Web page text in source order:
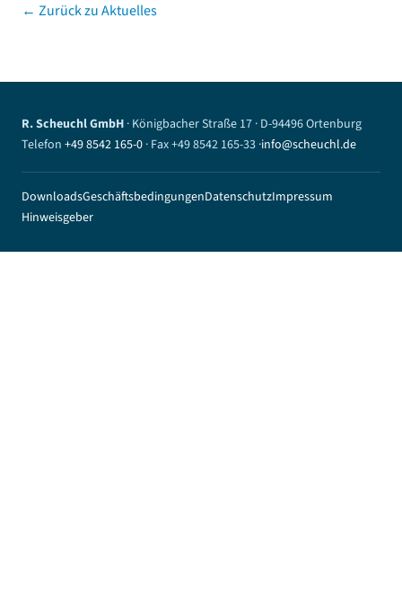
← Zurück zu Aktuelles
R. Scheuchl GmbH · Königbacher Straße 17 · D-94496 Ortenburg
Telefon +49 8542 165-0 · Fax +49 8542 165-33 ·info@scheuchl.de
DownloadsGeschäftsbedingungenDatenschutzImpressum
Hinweisgeber